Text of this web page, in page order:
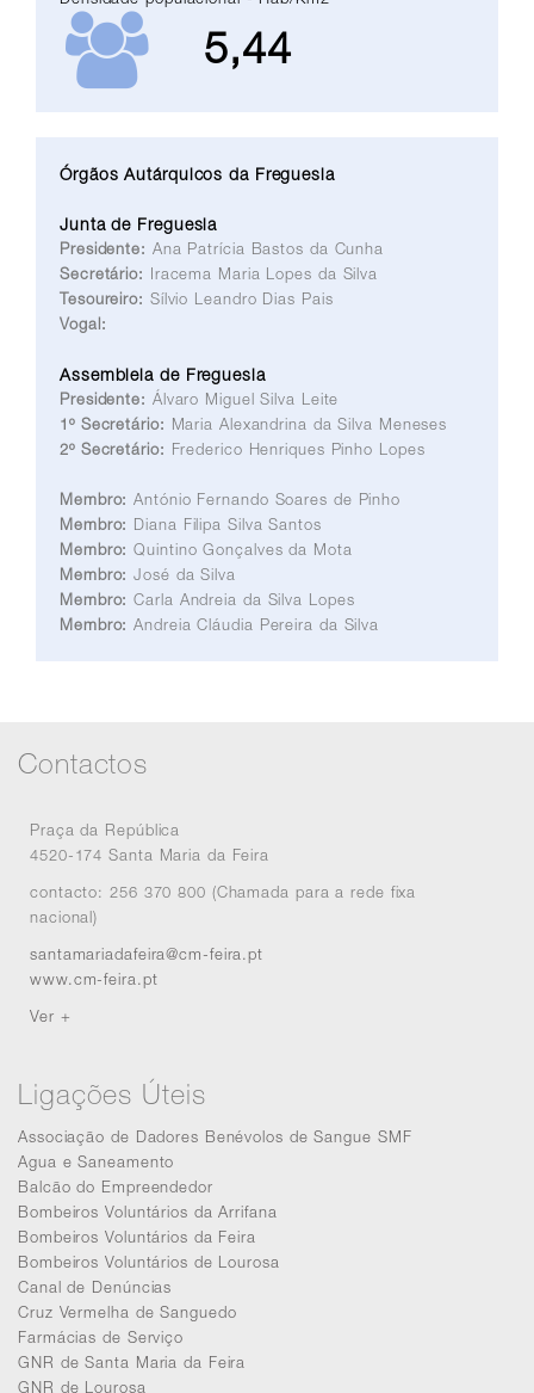
5,44
Órgãos Autárquicos da Freguesia
Junta de Freguesia
Presidente: Ana Patrícia Bastos da Cunha
Secretário: Iracema Maria Lopes da Silva
Tesoureiro: Sílvio Leandro Dias Pais
Vogal:
Assembleia de Freguesia
Presidente: Álvaro Miguel Silva Leite
1º Secretário: Maria Alexandrina da Silva Meneses
2º Secretário: Frederico Henriques Pinho Lopes
Membro: António Fernando Soares de Pinho
Membro: Diana Filipa Silva Santos
Membro: Quintino Gonçalves da Mota
Membro: José da Silva
Membro: Carla Andreia da Silva Lopes
Membro: Andreia Cláudia Pereira da Silva
Contactos
Praça da República
4520-174 Santa Maria da Feira
contacto: 256 370 800 (Chamada para a rede fixa
nacional)
santamariadafeira@cm-feira.pt
www.cm-feira.pt
Ver +
Ligações Úteis
Associação de Dadores Benévolos de Sangue SMF
Agua e Saneamento
Balcão do Empreendedor
Bombeiros Voluntários da Arrifana
Bombeiros Voluntários da Feira
Bombeiros Voluntários de Lourosa
Canal de Denúncias
Cruz Vermelha de Sanguedo
Farmácias de Serviço
GNR de Santa Maria da Feira
GNR de Lourosa